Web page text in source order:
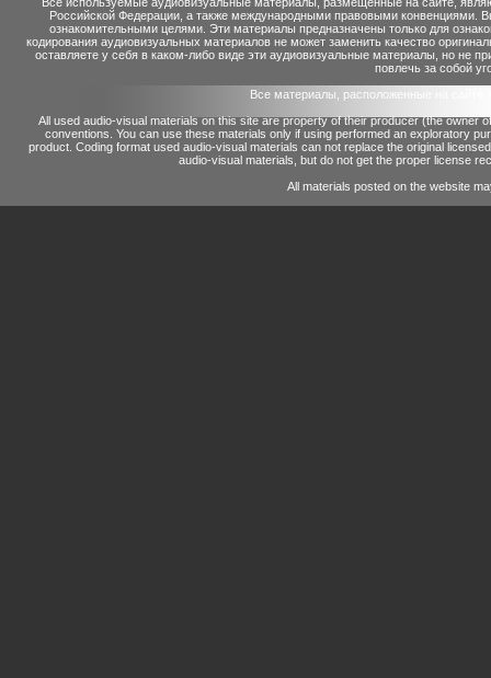
Российской Федерации, а также международными правовыми конвенциями.
ознакомительными целями. Эти материалы предназначены только для
кодирования аудиовизуальных материалов не может заменить качество
оставляете у себя в каком-либо виде эти аудиовизуальные материалы, но не
повлечь за собой
Все материалы, расположенные на сайте
All used audio-visual materials on this site are property of their producer (the owner
conventions. You can use these materials only if using performed an exploratory
product. Coding format used audio-visual materials can not replace the original
audio-visual materials, but do not get the proper license
All materials posted on the website